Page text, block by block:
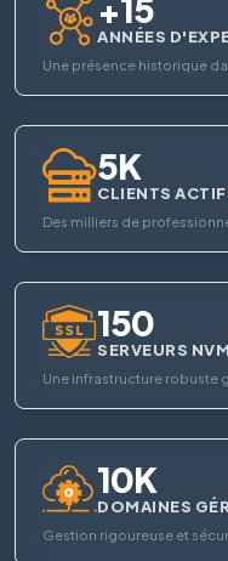
ANNÉES
Une présence historique
5K
CLIENTS
Des milliers de
150
SERVEURS
Une infrastructure robuste
10K
DOMAINES
Gestion rigoureuse et